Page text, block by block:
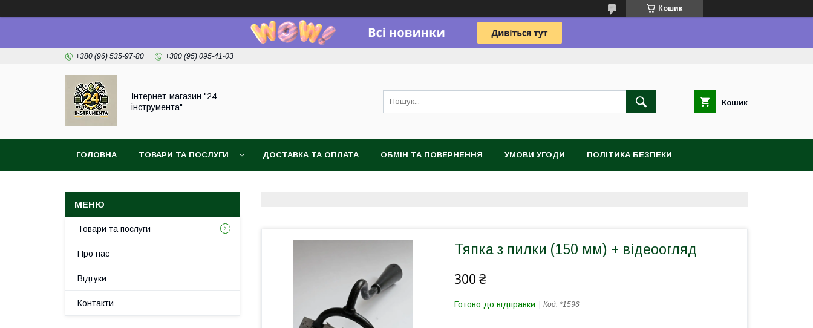
Кошик
+380 (96) 535-97-80 +380 (95) 095-41-03
Інтернет-магазин "24
інструмента"
Кошик
ГОЛОВНА ТОВАРИ ТА ПОСЛУГИ ДОСТАВКА ТА ОПЛАТА ОБМІН ТА ПОВЕРНЕННЯ УМОВИ УГОДИ ПОЛІТИКА БЕЗПЕКИ
Тяпка з пилки (150 мм) + відеоогляд
300 ₴
Готово до відправки Код: *1596
Товари та послуги
Про нас
Відгуки
Контакти